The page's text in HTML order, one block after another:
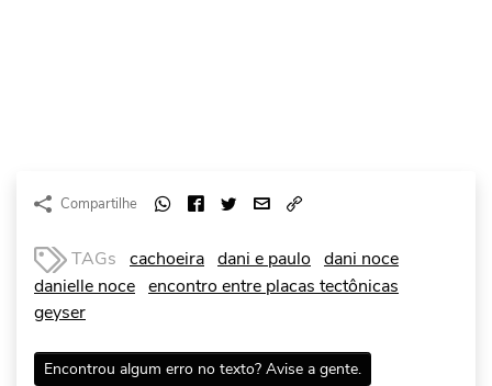
Compartilhe
TAGs cachoeira dani e paulo dani noce
danielle noce encontro entre placas tectônicas
geyser
Encontrou algum erro no texto? Avise a gente.